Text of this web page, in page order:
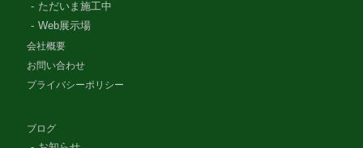
ただいま施工中
Web展示場
会社概要
お問い合わせ
プライバシーポリシー
ブログ